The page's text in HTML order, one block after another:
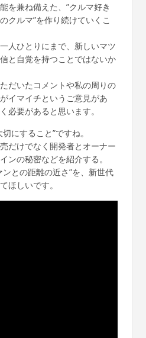
を兼ね備えた、”クルマ好き
クルマ”を作り続けていくこ
人ひとりにまで、新しいマツ
と自覚を持つことではないか
だいたコメントや私の周りの
イマイチというご意見があ
必要があると思います。
にすること”ですね。
だけでなく開発者とオーナー
ンの秘密などを紹介する。
との距離の近さ”を、新世代
ほしいです。